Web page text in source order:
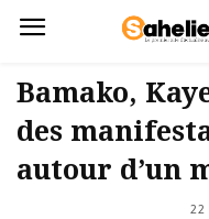
Bamako,
des
autour d’un
22